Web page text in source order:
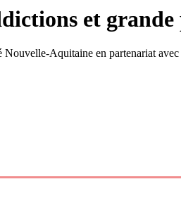
et
Nouvelle-Aquitaine en partenariat